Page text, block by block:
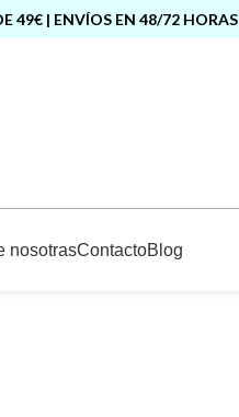
49€ | ENVÍOS EN 48/72 HORAS
nosotrasContactoBlog